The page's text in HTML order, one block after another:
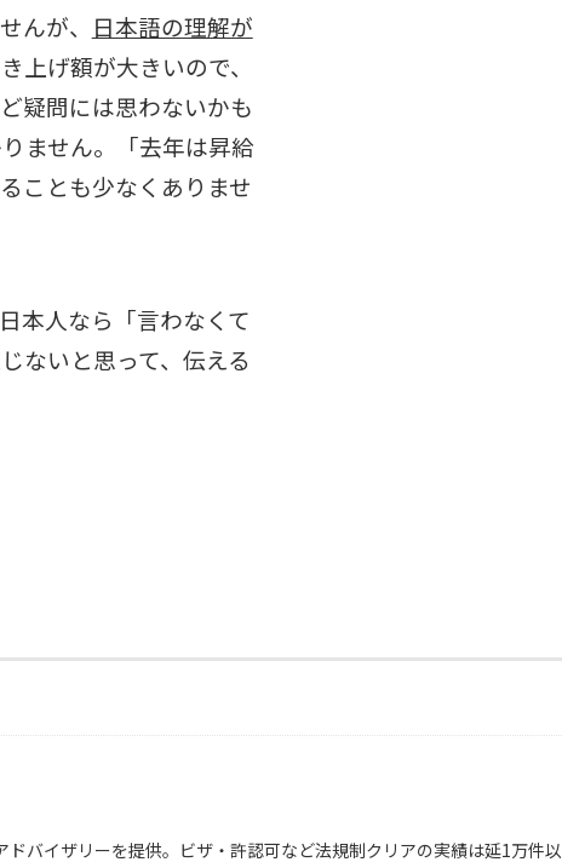
んが、 日本語の理解が
上げ額が大きいので、
疑問には思わないかも
ません。「去年は昇給
ことも少なくありませ
本人なら「言わなくて
ないと思って、伝える
バイザリーを提供。ビザ・許認可など法規制クリアの実績は延1万件以